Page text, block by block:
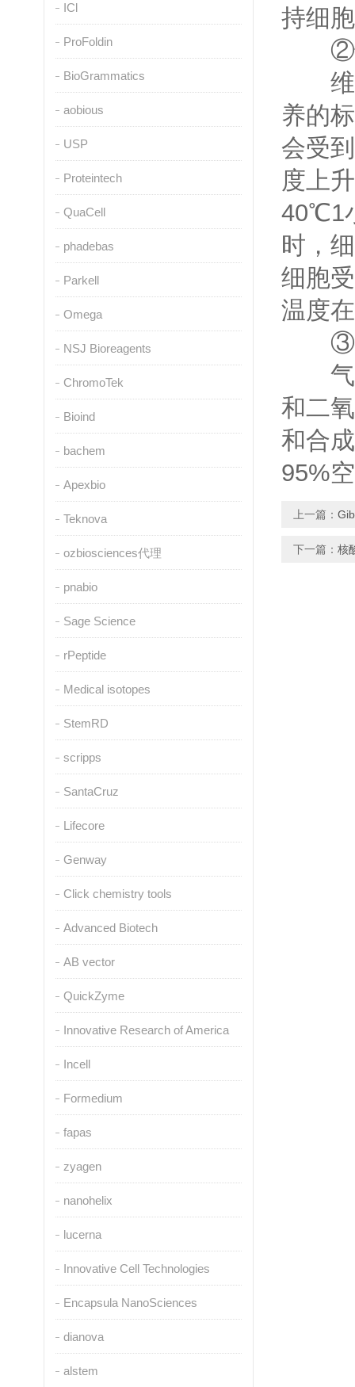
ICl
ProFoldin
BioGrammatics
aobious
USP
Proteintech
QuaCell
phadebas
Parkell
Omega
NSJ Bioreagents
ChromoTek
Bioind
bachem
Apexbio
Teknova
ozbiosciences代理
pnabio
Sage Science
rPeptide
Medical isotopes
StemRD
scripps
SantaCruz
Lifecore
Genway
Click chemistry tools
Advanced Biotech
AB vector
QuickZyme
Innovative Research of America
Incell
Formedium
fapas
zyagen
nanohelix
lucerna
Innovative Cell Technologies
Encapsula NanoSciences
dianova
alstem
持细
②恒
维持
养的
会受
度上
40℃1
时，
细胞
温度
③
气体
和二
和合
95%
上一篇：
下一篇： 核